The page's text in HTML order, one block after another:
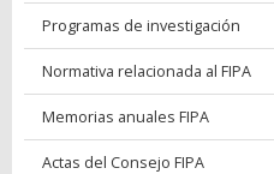
Programas de investigación
Normativa relacionada al FIPA
Memorias anuales FIPA
Actas del Consejo FIPA